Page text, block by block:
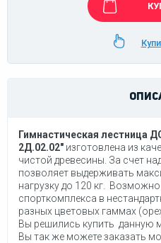
Гимнастическая лестница
2Д.02.02" изготовлена из
чистой древесины. За счет
позволяет выдерживать
нагрузку до 120 кг.
спорткомплекса в
разных цветовых гаммах
Вы решились купить данную
Вы так же можете заказать